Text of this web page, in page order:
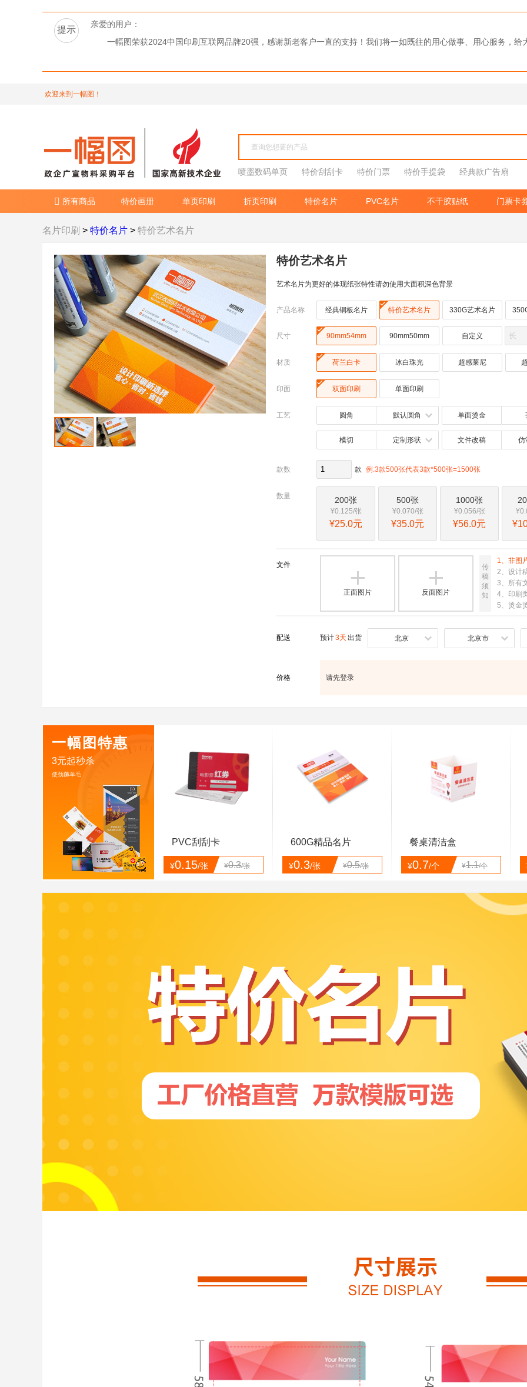
提示
亲爱的用户：
一幅图荣获2024中国印刷互联网品牌20强，感谢新老客户一直的支持！我们将一如既往的用心做事、用心服务，给
欢迎来到一幅图！
喷墨数码单页 特价刮刮卡 特价门票 特价手提袋 经典款广告扇
 所有商品 特价画册 单页印刷 折页印刷 特价名片 PVC名片 不干胶贴纸 门票卡
名片印刷 > 特价名片 > 特价艺术名片
特价艺术名片
艺术名片为更好的体现纸张特性请勿使用大面积深色背景
产品名称 经典铜板名片 特价艺术名片 330G艺术名片
尺寸  90mm54mm 90mm50mm 自定义
材质  荷兰白卡 冰白珠光 超感莱尼
印面  双面印刷 单面印刷
工艺 圆角 默认圆角 单面烫金
模切 定制形状 文件改稿 仿
款数 款 例:3款500张代表3款*500张=1500张
数量 200张
¥0.125/张
¥25.0元
500张
¥0.070/张
¥35.0元
1000张
¥0.056/张
¥56.0元
文件

正面图片

反面图片
传
稿
须
知
1、非图
2、设计
3、所有
4、印刷
5、烫金
配送 预计3天 出货 北京 北京市
价格 请先登录
一幅图特惠
3元起秒杀
使劲薅羊毛
PVC刮刮卡
¥0.15/张 ¥0.3/张
600G精品名片
¥0.3/张 ¥0.5/张
餐桌清洁盒
¥0.7/个 ¥1.1/个